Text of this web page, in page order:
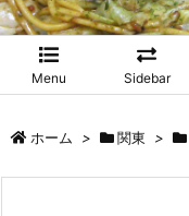
Menu Sidebar
ホーム > 関東 >